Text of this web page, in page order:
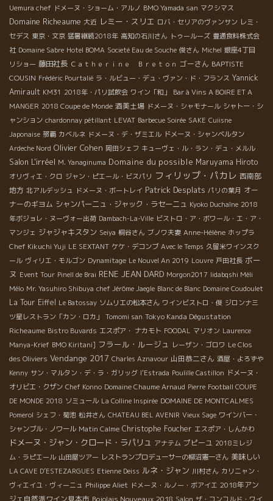
Uemura chef ドメーヌ・ショーム・アルノ BMO Yamada san マクシマス
Domaine Richeaume 大近 レミー・スリエ ロバ・セリアのヴァンサン レミ・
セデス 東京・文京 猛暑継続2018年 高知の石川さん トゥールーズ 豊通食料株式会
社 Domaine Sabre Hotel BOMA Societé Eau de Souche 俊さん Michel 銀座4丁目
リショー 藤田社長 Ｃａｔｈｅｒｉｎｅ Ｂｒｅｔｏｎ ゴーさん BAPTISTE
COUSIN Frédéric Pourtalié ラ・ルビュー・デュ・ヴァン・ド・フランス Yannick
Amirault KM31 2018年・パリ試飲会 ワイン「和」
Bar à Vins A BOIRE ET A
MANGER 2018 Coupe de Monde 酒美土場 ドメーヌ・シャモナール シャトー・シ
ャンション chardonnay pétillant LEVAT Barbecue Soirée SAKE Cuiisne
Japonaise 那覇 カベルネ ドメーヌ・デ・ザミエル ドメーヌ・シャンベルタン
Ardeche Nord Olivier Cohen 岡田シェフ キューヴェ・ル・ラン・デュ・メルル
Salon L'irréel M. Yanaginuma Domaine du possible Maruyama Hiroto
オリヴィエ・クロ ジャン・ピエール・ビスパリ フィリップ・パカレ 西南部
地方 北アルデッシュ ドメーヌ・ボートレイ Patrick Desplats パリの葉月 オー
ナーのギヨム シャンパーニュ・ジャック・ラセーニュ Kyoko Duchaîne 2018
年ボジョレ・ヌーヴォー出荷 Dambach-La-Ville ビストロ・ア・ボワール・エ・ア・
マンジェ ジャジャキスタン Seiya 桐谷さん ブノワ夫妻 Anne-Hélène ホップラ
Chef Kikuchi Yuji LE SEXTANT ケケ・デコンブ Avec le Temps 久留米ワインスク
ール ヴィリエ・モルゴン Dynamitage Le Nouvel An 2019 Louvre 戸田社長 ボー
ヌ Event Tour Pinell de Brai RENE JEAN DARD Morgon2017 Iidabqshi Méli
Mélo Mr. Yasuhiro Shibuya chef Jérôme Jaegle Blanc de Blanc Domaine Coudoulet
La Tour Eiffel Le Batossay ソムリエの松本さん ワインビストロ・俊 ジロンナ三
ツ星レストラン「カン・ロカ」
Tomomi san Tokyo Kanda Dégustation
Richeaume Bistro Buvards エスポア・ ナカモト FOODAL マリオン Laurence
Manya-Krief BMO Kiritani] フラール・ルージュ レーザン・ゴロワ Le Clos
des Oliviers Vendange 2017 Charles Aznavour 山田恭二さん 酒屋・よろずや
Kenny サン・マルタン・デ・ラ・ガリッグ l'Estrada Poulille Castillon ドメーヌ・
オリビエ・クザン Chef Konno Domaine Chaume Arnaud Pierre Football COUPE
DE MONDE 2018 ソミュール La Colline Inspirée DOMAINE DE MONTCALMES
Pomerol シェフ・菊池 松井さん CHATEAU BEL AVENIR Vieux Sage ワインバー・
シャンブル・ノワール Matin Calme Christophe Foucher エスポア・しんかわ
ドメーヌ・ジャン・クロード・ラパリュ アナテム プピーユ 2018ミレジ
ム・ラピエール 山田屋ツアー レストランプロデューサーの柳沼憲一さん 美味しい
LA CAVE D’ESTEZARGUES Etienne Deiss ルネ・ジャン 川村さん カリニャン・
ヴィエイユ・ヴィーニュ Philippe Aliet ドメーヌ・ルノー・ボアイエ 2018年アン